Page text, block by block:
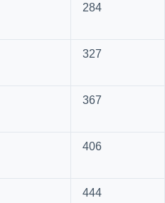
284
327
367
406
444